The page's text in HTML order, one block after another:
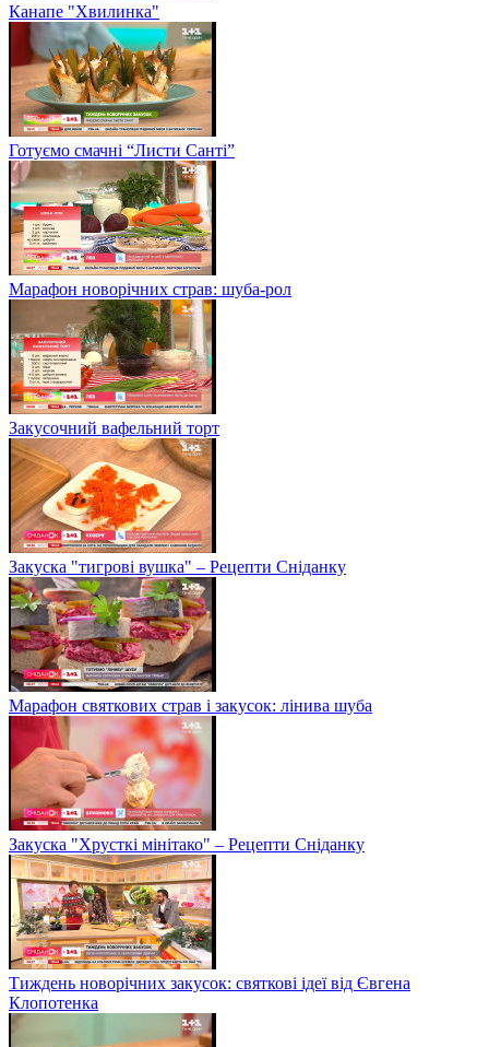
Канапе "Хвилинка"
Готуємо смачні “Листи Санті”
Марафон новорічних страв: шуба-рол
Закусочний вафельний торт
Закуска "тигрові вушка" – Рецепти Сніданку
Марафон святкових страв і закусок: лінива шуба
Закуска "Хрусткі мінітако" – Рецепти Сніданку
Тиждень новорічних закусок: святкові ідеї від Євгена
Клопотенка